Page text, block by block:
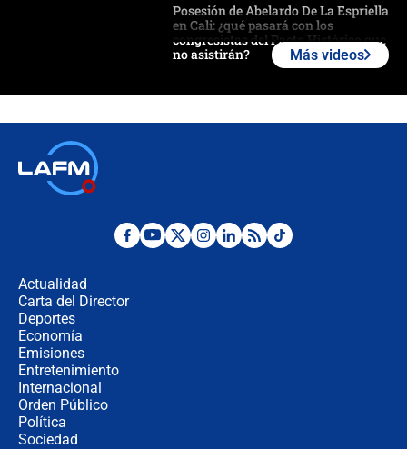
Posesión de Abelardo De La Espriella
en Cali: ¿qué pasará con los
congresistas del Pacto Histórico que
no asistirán?
¿Por qué De la Espriella gobernará
Más videos
Actualidad
Carta del Director
Deportes
Economía
Emisiones
Entretenimiento
Internacional
Orden Público
Política
Sociedad